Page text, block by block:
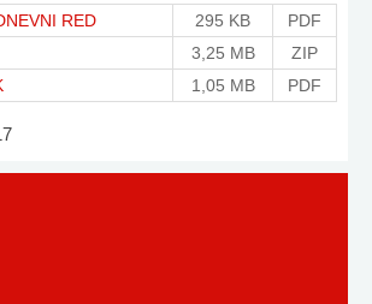
RED 295 KB
PDF
3,25 MB
ZIP
1,05 MB PDF